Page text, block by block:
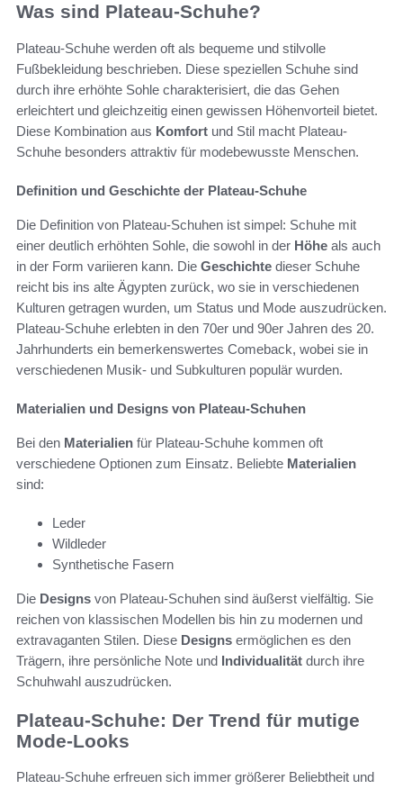
Was sind Plateau-Schuhe?
Plateau-Schuhe werden oft als bequeme und stilvolle
Fußbekleidung beschrieben. Diese speziellen Schuhe sind
durch ihre erhöhte Sohle charakterisiert, die das Gehen
erleichtert und gleichzeitig einen gewissen Höhenvorteil bietet.
Diese Kombination aus Komfort und Stil macht Plateau-
Schuhe besonders attraktiv für modebewusste Menschen.
Definition und Geschichte der Plateau-Schuhe
Die Definition von Plateau-Schuhen ist simpel: Schuhe mit
einer deutlich erhöhten Sohle, die sowohl in der Höhe als auch
in der Form variieren kann. Die Geschichte dieser Schuhe
reicht bis ins alte Ägypten zurück, wo sie in verschiedenen
Kulturen getragen wurden, um Status und Mode auszudrücken.
Plateau-Schuhe erlebten in den 70er und 90er Jahren des 20.
Jahrhunderts ein bemerkenswertes Comeback, wobei sie in
verschiedenen Musik- und Subkulturen populär wurden.
Materialien und Designs von Plateau-Schuhen
Bei den Materialien für Plateau-Schuhe kommen oft
verschiedene Optionen zum Einsatz. Beliebte Materialien
sind:
Leder
Wildleder
Synthetische Fasern
Die Designs von Plateau-Schuhen sind äußerst vielfältig. Sie
reichen von klassischen Modellen bis hin zu modernen und
extravaganten Stilen. Diese Designs ermöglichen es den
Trägern, ihre persönliche Note und Individualität durch ihre
Schuhwahl auszudrücken.
Plateau-Schuhe: Der Trend für mutige
Mode-Looks
Plateau-Schuhe erfreuen sich immer größerer Beliebtheit und